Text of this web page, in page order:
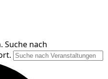
Suche nach